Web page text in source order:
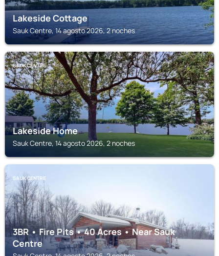
Lakeside Cottage
Sauk Centre, 14 agosto 2026, 2 noches
SAUK CENTRE
Lakeside Home
Sauk Centre, 14 agosto 2026, 2 noches
SAUK CENTRE
3BR • Fire Pits • 40 Acres • Near Sauk
Centre